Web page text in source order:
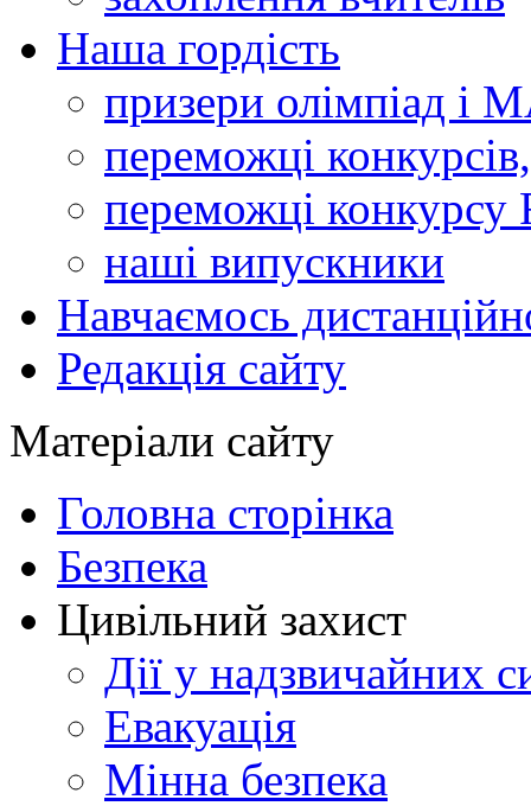
Наша гордість
призери олімпіад і
переможці
переможці конкурсу
наші випускники
Навчаємось
Редакція сайту
Матеріали сайту
Головна сторінка
Безпека
Цивільний захист
Дії у надзвичайних
Евакуація
Мінна безпека